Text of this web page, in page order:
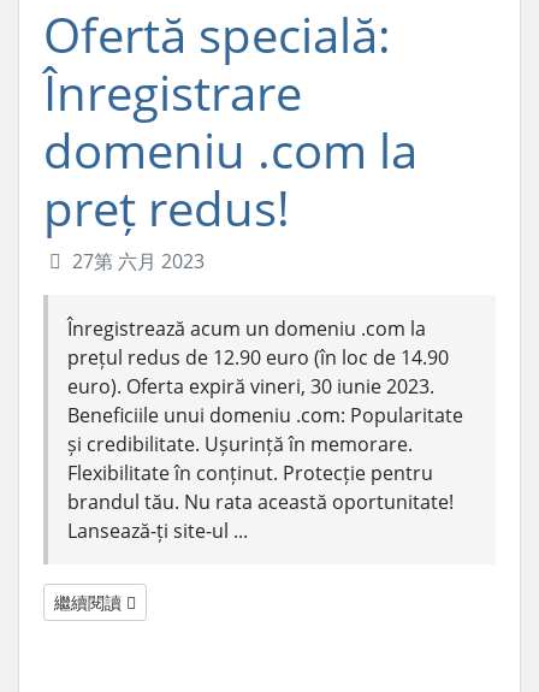
Ofertă specială:
Înregistrare
domeniu .com la
preț redus!
27第 六月 2023
Înregistrează acum un domeniu .com la
prețul redus de 12.90 euro (în loc de 14.90
euro). Oferta expiră vineri, 30 iunie 2023.
Beneficiile unui domeniu .com: Popularitate
și credibilitate. Ușurință în memorare.
Flexibilitate în conținut. Protecție pentru
brandul tău. Nu rata această oportunitate!
Lansează-ți site-ul ...
繼續閱讀